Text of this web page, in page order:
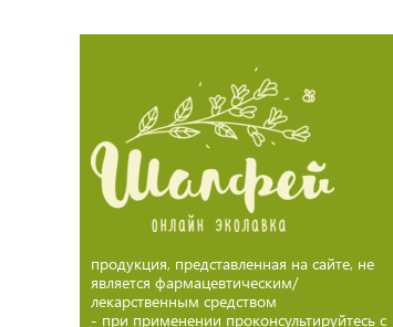
продукция, представленная на сайте, не
является фармацевтическим/
лекарственным средством
- при применении проконсультируйтесь с